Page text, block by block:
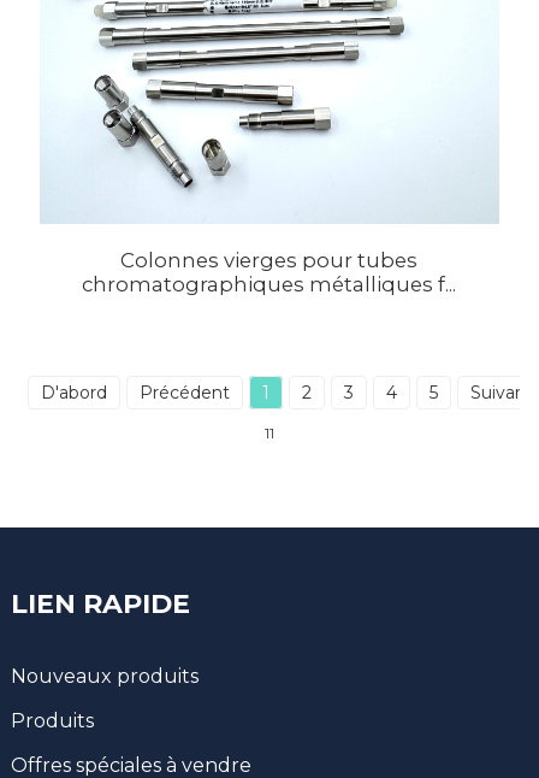
Colonnes vierges pour tubes
chromatographiques métalliques f...
D'abord Précédent 1 2 3 4 5 Suivant
11
LIEN RAPIDE
Nouveaux produits
Produits
Offres spéciales à vendre